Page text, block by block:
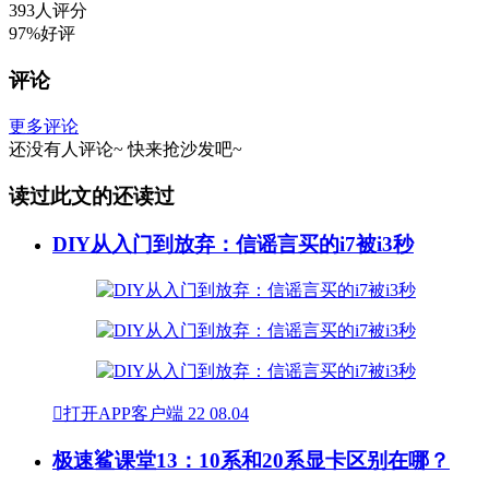
393人评分
97%好评
评论
更多评论
还没有人评论~ 快来抢沙发吧~
读过此文的还读过
DIY从入门到放弃：信谣言买的i7被i3秒
打开APP客户端 22 08.04
极速鲨课堂13：10系和20系显卡区别在哪？